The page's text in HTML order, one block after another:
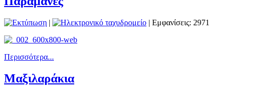
| | Εμφανίσεις: 2971
Περισσότερα...
Μαξιλαράκια